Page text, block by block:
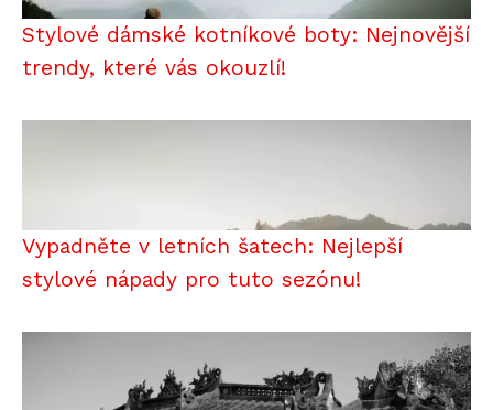
Stylové dámské kotníkové boty: Nejnovější
trendy, které vás okouzlí!
Vypadněte v letních šatech: Nejlepší
stylové nápady pro tuto sezónu!